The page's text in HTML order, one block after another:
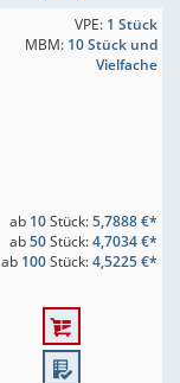
VPE: 1 Stück
MBM: 10 Stück und
Vielfache
ab 10Stück:5,7888 €*
ab50Stück:4,7034 €*
ab 100Stück:4,5225 €*